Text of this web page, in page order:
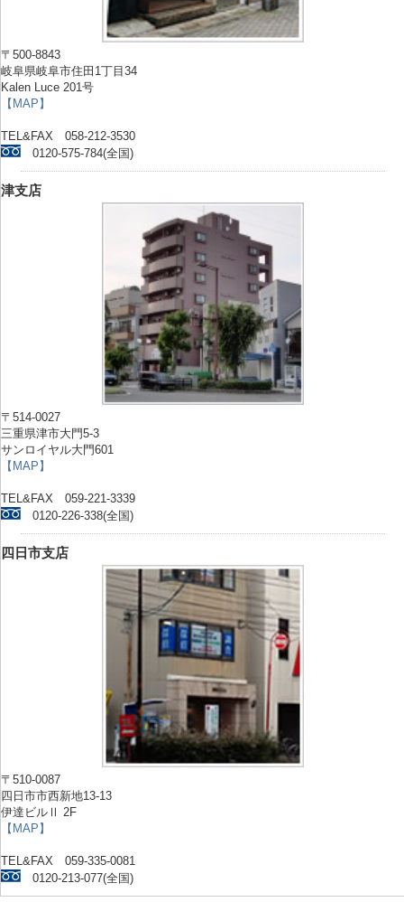
〒500-8843
岐阜県岐阜市住田1丁目34
Kalen Luce 201号
【MAP】
TEL&FAX 058-212-3530
0120-575-784(全国)
津支店
〒514-0027
三重県津市大門5-3
サンロイヤル大門601
【MAP】
TEL&FAX 059-221-3339
0120-226-338(全国)
四日市支店
〒510-0087
四日市市西新地13-13
伊達ビルⅡ 2F
【MAP】
TEL&FAX 059-335-0081
0120-213-077(全国)